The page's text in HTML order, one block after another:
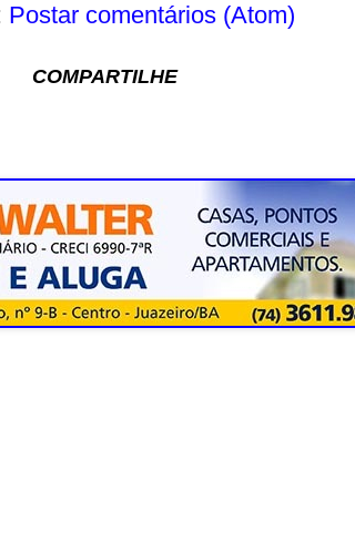
Postar comentários (Atom)
COMPARTILHE